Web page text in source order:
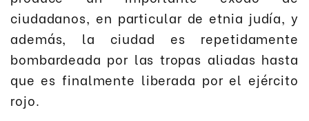
ciudadanos, en particular de etnia judía, y
además, la ciudad es repetidamente
bombardeada por las tropas aliadas hasta
que es finalmente liberada por el ejército
rojo.